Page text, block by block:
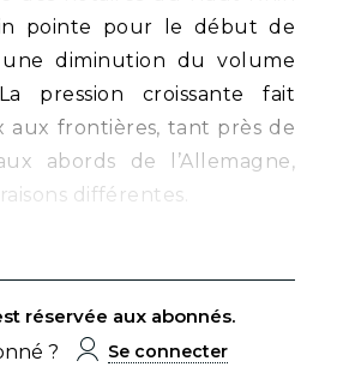
pointe pour le début de
une diminution du volume
pression croissante fait
aux frontières, tant près de
abords de l’Allemagne,
différentes.
réservée aux abonnés.
?
Se connecter